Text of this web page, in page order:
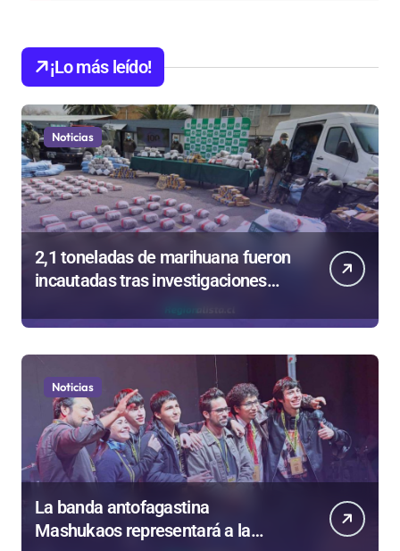
¡Lo más leído!
Noticias
2,1 toneladas de marihuana fueron
incautadas tras investigaciones
Noticias
La banda antofagastina
Mashukaos representará a la